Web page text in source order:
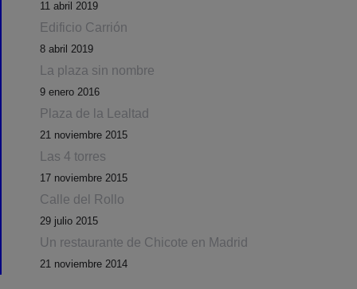
11 abril 2019
Edificio Carrión
8 abril 2019
La plaza sin nombre
9 enero 2016
Plaza de la Lealtad
21 noviembre 2015
Las 4 torres
17 noviembre 2015
Calle del Rollo
29 julio 2015
Un restaurante de Chicote en Madrid
21 noviembre 2014